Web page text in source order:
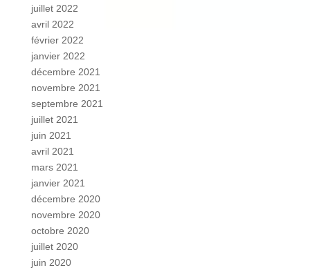
juillet 2022
avril 2022
février 2022
janvier 2022
décembre 2021
novembre 2021
septembre 2021
juillet 2021
juin 2021
avril 2021
mars 2021
janvier 2021
décembre 2020
novembre 2020
octobre 2020
juillet 2020
juin 2020